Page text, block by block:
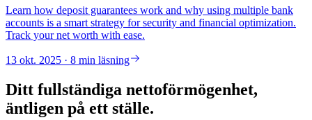
Learn how deposit guarantees work and why using multiple bank
accounts is a smart strategy for security and financial optimization.
Track your net worth with ease.
13 okt. 2025 · 8 min läsning
Ditt fullständiga nettoförmögenhet,
äntligen på ett ställe.